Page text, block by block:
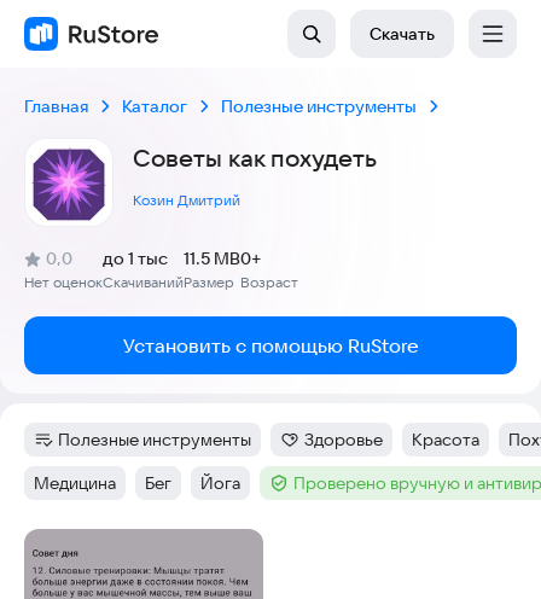
Скачать
Главная Каталог Полезные инструменты
Советы как похудеть
Козин Дмитрий
Рейтинг:
0,0
(
Нет оценок
)
Скачиваний
до 1 тыс
Размер
11.5 MB
Возраст
0+
Установить с помощью RuStore
Категория:
Полезные инструменты Категория:
Здоровье Тег:
Красота Тег:
Тег:
Медицина Тег
Бег Тег:
Йога Тег :Проверено вручную и
Скриншоты